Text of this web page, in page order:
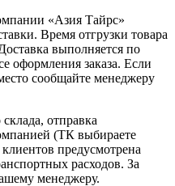
«Азия Тайрс»
Время отгрузки товара
выполняется по
оформления заказа. Если
сообщайте менеджеру
отправка
(ТК выбираете
предусмотрена
расходов. За
менеджеру.